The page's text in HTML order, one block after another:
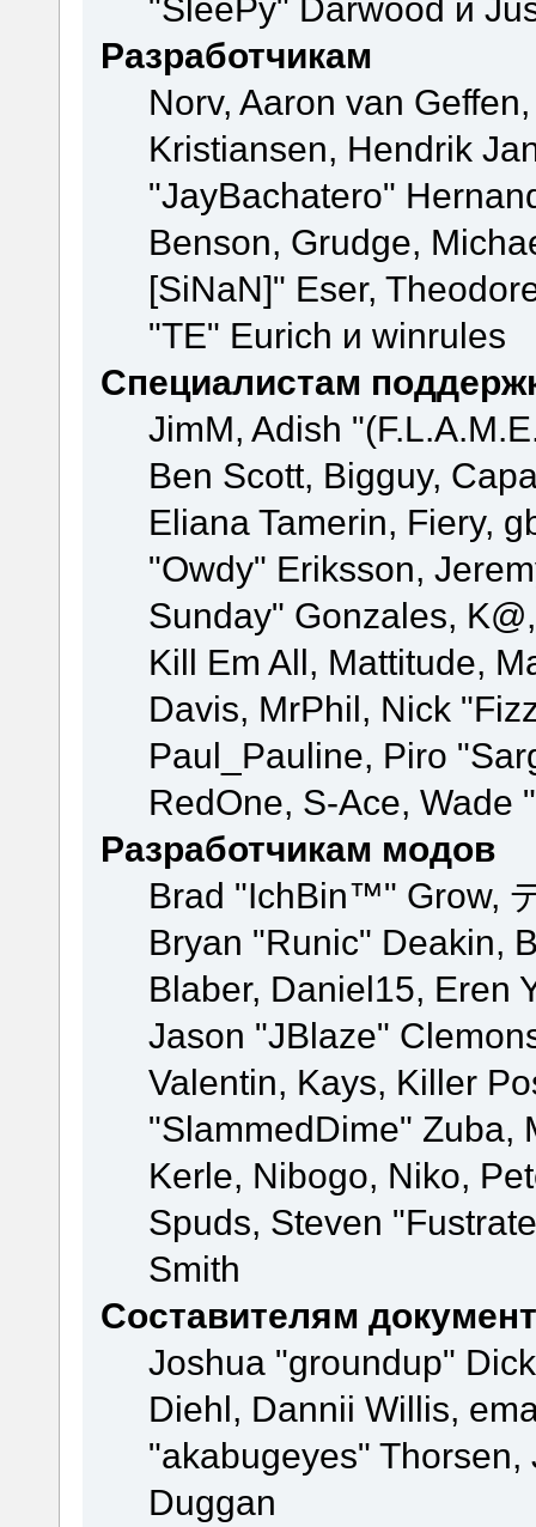
"SleePy" Darwood и
Разработчикам
Norv, Aaron van
Kristiansen, Hendrik
"JayBachatero"
Benson, Grudge,
[SiNaN]" Eser,
"TE" Eurich и winrules
Специалистам
JimM, Adish
Ben Scott, Bigguy,
Eliana Tamerin, Fiery,
"Owdy" Eriksson,
Sunday" Gonzales,
Kill Em All, Mattitude,
Davis, MrPhil, Nick
Paul_Pauline, Piro
RedOne, S-Ace,
Разработчикам модов
Brad "IchBin™" Grow,
Bryan "Runic" Deakin,
Blaber, Daniel15, Eren
Jason "JBlaze"
Valentin, Kays, Killer
"SlammedDime" Zuba,
Kerle, Nibogo, Niko,
Spuds, Steven
Smith
Составителям
Joshua "groundup"
Diehl, Dannii Willis,
"akabugeyes"
Duggan